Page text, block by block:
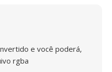
e você poderá,
rgba